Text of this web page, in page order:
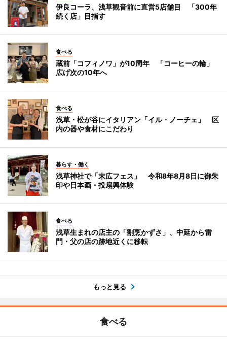
伊良コーラ、浅草観音前に直営5店舗目 「300年
続く店」目指す
食べる
蔵前「コフィノワ」が10周年 「コーヒーの輪」
広げ次の10年へ
食べる
浅草・松が谷にイタリアン「イル・ノーチェ」 区
内の器や食材にこだわり
暮らす・働く
浅草神社で「末広フェス」 令和8年8月8日に御朱
印や日本画・投扇興体験
食べる
浅草生まれの店主の「割烹かずさ」、中延から雷
門・父の店の跡地近くに移転
もっと見る
食べる